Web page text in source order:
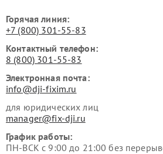
Горячая линия:
+7 (800) 301-55-83
Контактный телефон:
8 (800) 301-55-83
Электронная почта:
info@dji-fixim.ru
для юридических лиц
manager@fix-dji.ru
График работы:
ПН-ВСК с 9:00 до 21:00 без